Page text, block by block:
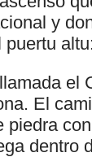
y
puertu
el
El
piedra
dentro